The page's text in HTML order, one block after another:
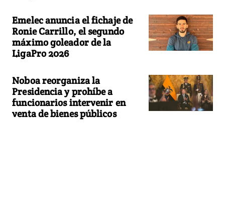
Emelec anuncia el fichaje de
Ronie Carrillo, el segundo
máximo goleador de la
LigaPro 2026
Noboa reorganiza la
Presidencia y prohíbe a
funcionarios intervenir en
venta de bienes públicos